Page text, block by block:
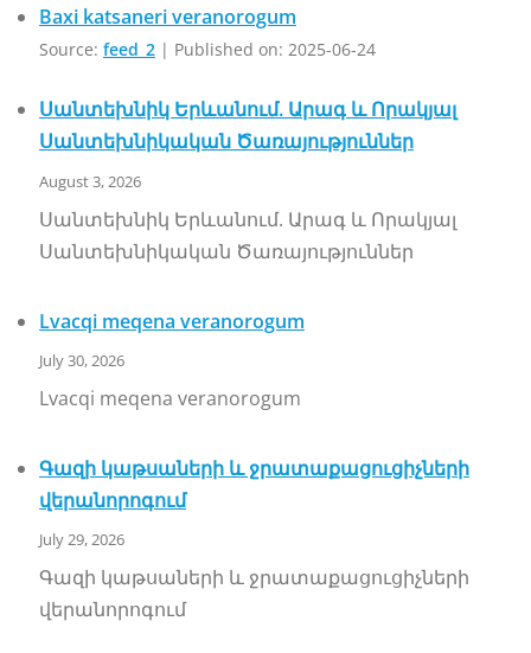
Baxi katsaneri veranorogum
Source: feed_2 Published on: 2025-06-24
Սանտեխնիկ Երևանում. Արագ և Որակյալ
Սանտեխնիկական Ծառայություններ
August 3, 2026
Սանտեխնիկ Երևանում. Արագ և Որակյալ
Սանտեխնիկական Ծառայություններ
Lvacqi meqena veranorogum
July 30, 2026
Lvacqi meqena veranorogum
Գազի կաթսաների և ջրատաքացուցիչների
վերանորոգում
July 29, 2026
Գազի կաթսաների և ջրատաքացուցիչների
վերանորոգում